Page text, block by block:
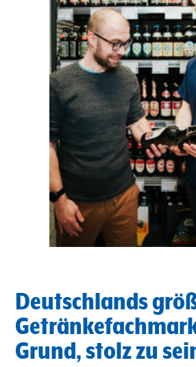
Deutschlands
Grund, stolz zu